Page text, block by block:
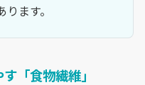
ます。
「食物繊維」